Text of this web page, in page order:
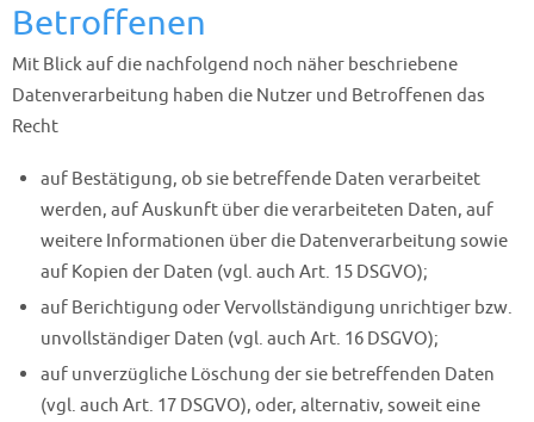
Betroffenen
Mit Blick auf die nachfolgend noch näher beschriebene
Datenverarbeitung haben die Nutzer und Betroffenen das
Recht
auf Bestätigung, ob sie betreffende Daten verarbeitet
werden, auf Auskunft über die verarbeiteten Daten, auf
weitere Informationen über die Datenverarbeitung sowie
auf Kopien der Daten (vgl. auch Art. 15 DSGVO);
auf Berichtigung oder Vervollständigung unrichtiger bzw.
unvollständiger Daten (vgl. auch Art. 16 DSGVO);
auf unverzügliche Löschung der sie betreffenden Daten
(vgl. auch Art. 17 DSGVO), oder, alternativ, soweit eine